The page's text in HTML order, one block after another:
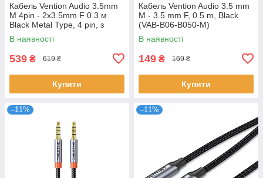
Кабель Vention Audio 3.5mm
M 4pin - 2x3.5mm F 0.3 м
Black Metal Type, 4 pin, з
підтримкою мікрофона,
стерео
В наявності
539 ₴ 619 ₴
Купити
Кабель Vention Audio 3.5 mm
M - 3.5 mm F, 0.5 m, Black
(VAB-B06-B050-M)
В наявності
149 ₴ 169 ₴
Купити
–11% –11%